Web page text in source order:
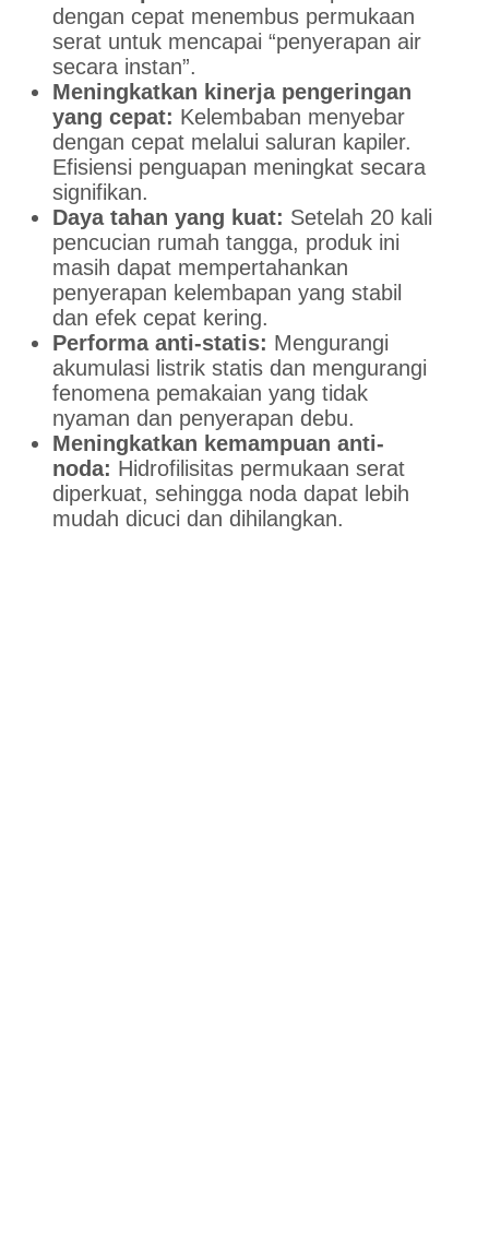
dengan cepat menembus permukaan
serat untuk mencapai “penyerapan air
secara instan”.
Meningkatkan kinerja pengeringan
yang cepat: Kelembaban menyebar
dengan cepat melalui saluran kapiler.
Efisiensi penguapan meningkat secara
signifikan.
Daya tahan yang kuat: Setelah 20 kali
pencucian rumah tangga, produk ini
masih dapat mempertahankan
penyerapan kelembapan yang stabil
dan efek cepat kering.
Performa anti-statis: Mengurangi
akumulasi listrik statis dan mengurangi
fenomena pemakaian yang tidak
nyaman dan penyerapan debu.
Meningkatkan kemampuan anti-
noda: Hidrofilisitas permukaan serat
diperkuat, sehingga noda dapat lebih
mudah dicuci dan dihilangkan.